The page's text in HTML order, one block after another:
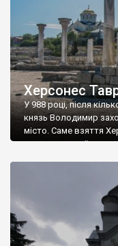
Херсонес
У 988 році, після
князь Володимир
місто. Саме взяття
диктувати свої умови
Херсонесі
А потім було